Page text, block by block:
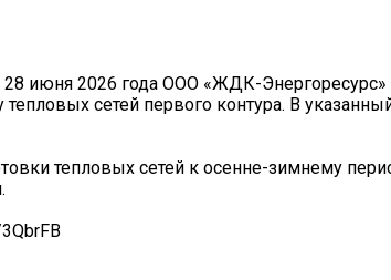
июня 2026 года ООО «ЖДК-Энергоресурс»
сетей первого контура. В
тепловых сетей к осенне-зимнему